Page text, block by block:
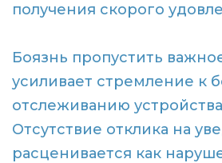
получения скорого
Боязнь пропустить
усиливает стремление к
отслеживанию устройства
Отсутствие отклика на
расценивается как